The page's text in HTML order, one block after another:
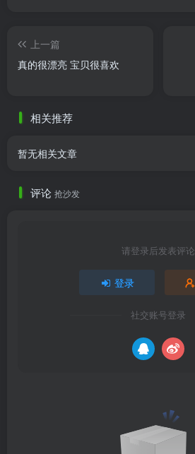
上一篇
真的很漂亮 宝贝很喜欢
相关推荐
暂无相关文章
评论 抢沙发
请登录后发表评论
登录
社交账号登录